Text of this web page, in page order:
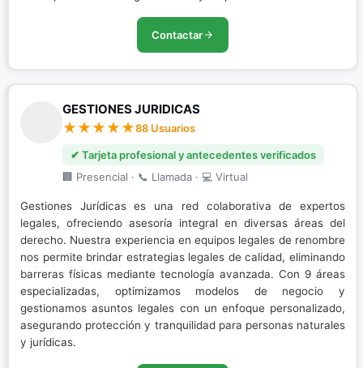
Contactar
GESTIONES JURIDICAS
88 Usuarios
✔ Tarjeta profesional y antecedentes verificados
🏢 Presencial · 📞 Llamada · 💻 Virtual
Gestiones Jurídicas es una red colaborativa de expertos
legales, ofreciendo asesoría integral en diversas áreas del
derecho. Nuestra experiencia en equipos legales de renombre
nos permite brindar estrategias legales de calidad, eliminando
barreras físicas mediante tecnología avanzada. Con 9 áreas
especializadas, optimizamos modelos de negocio y
gestionamos asuntos legales con un enfoque personalizado,
asegurando protección y tranquilidad para personas naturales
y jurídicas.